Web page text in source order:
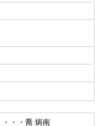
・・・喬 炳南